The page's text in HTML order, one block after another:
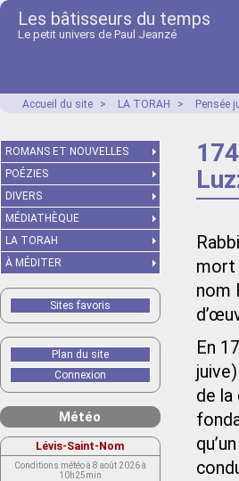
Les bâtisseurs du temps
Le petit univers de Paul Jeanzé
Accueil du site > LA TORAH > Pensée
mort
nom
En
juive)
de
ROMANS ET NOUVELLES
POÉZIES
DIVERS
MÉDIATHÈQUE
LA TORAH
À MÉDITER
Sites favoris
Plan du site
Connexion
Météo
Lévis-Saint-Nom
Conditions météo à 8 août 2026 à
10h25min